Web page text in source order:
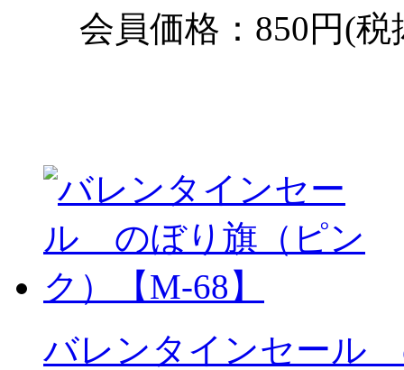
会員価格：850円(税
バレンタインセール